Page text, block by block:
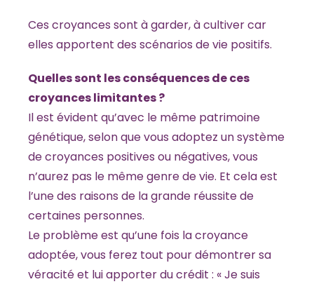
Ces croyances sont à garder, à cultiver car
elles apportent des scénarios de vie positifs.
Quelles sont les conséquences de ces
croyances limitantes ?
Il est évident qu’avec le même patrimoine
génétique, selon que vous adoptez un système
de croyances positives ou négatives, vous
n’aurez pas le même genre de vie. Et cela est
l’une des raisons de la grande réussite de
certaines personnes.
Le problème est qu’une fois la croyance
adoptée, vous ferez tout pour démontrer sa
véracité et lui apporter du crédit : « Je suis